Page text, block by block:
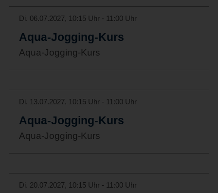
Di. 06.07.2027, 10:15 Uhr - 11:00 Uhr
Aqua-Jogging-Kurs
Aqua-Jogging-Kurs
Di. 13.07.2027, 10:15 Uhr - 11:00 Uhr
Aqua-Jogging-Kurs
Aqua-Jogging-Kurs
Di. 20.07.2027, 10:15 Uhr - 11:00 Uhr